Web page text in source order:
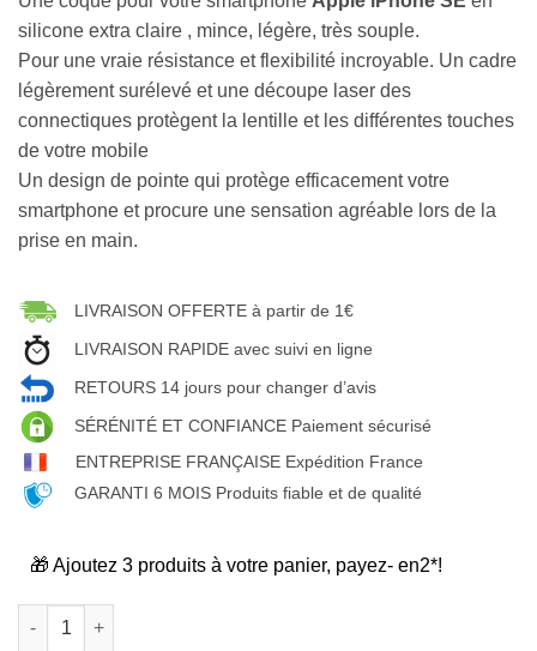
silicone extra claire , mince, légère, très souple.
Pour une vraie résistance et flexibilité incroyable. Un cadre
légèrement surélevé et une découpe laser des
connectiques protègent la lentille et les différentes touches
de votre mobile
Un design de pointe qui protège efficacement votre
smartphone et procure une sensation agréable lors de la
prise en main.
LIVRAISON OFFERTE à partir de 1€
LIVRAISON RAPIDE avec suivi en ligne
RETOURS 14 jours pour changer d’avis
SÉRÉNITÉ ET CONFIANCE Paiement sécurisé
ENTREPRISE FRANÇAISE Expédition France
GARANTI 6 MOIS Produits fiable et de qualité
🎁 Ajoutez 3 produits à votre panier, payez- en2*!
quantité de Coque/bumper antichocs en silicone flexible